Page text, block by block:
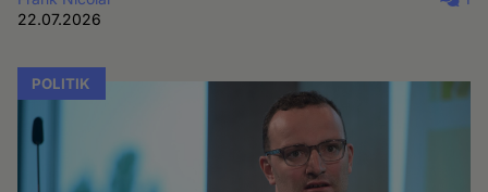
22.07.2026
POLITIK